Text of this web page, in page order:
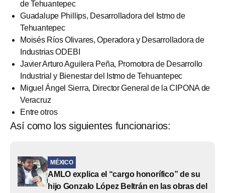
de Tehuantepec
Guadalupe Phillips, Desarrolladora del Istmo de
Tehuantepec
Moisés Ríos Olivares, Operadora y Desarrolladora de
Industrias ODEBI
Javier Arturo Aguilera Peña, Promotora de Desarrollo
Industrial y Bienestar del Istmo de Tehuantepec
Miguel Ángel Sierra, Director General de la CIPONA de
Veracruz
Entre otros
Así como los siguientes funcionarios:
MÉXICO
AMLO explica el “cargo honorífico” de su
hijo Gonzalo López Beltrán en las obras del